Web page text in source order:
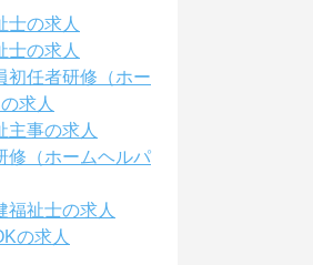
士の求人
士の求人
初任者研修（ホー
求人
主事の求人
修（ホームヘルパ
福祉士の求人
の求人